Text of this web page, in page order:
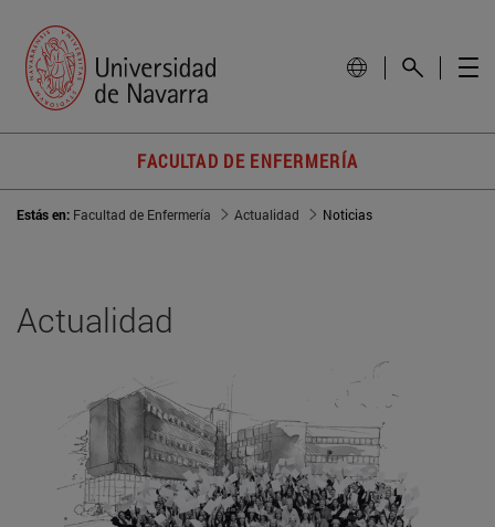
FACULTAD DE ENFERMERÍA
Estás en: Facultad de Enfermería Actualidad Noticias
Actualidad